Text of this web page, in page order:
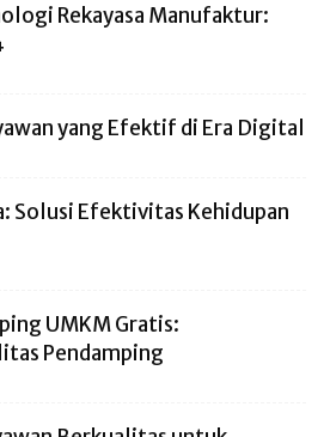
Rekayasa Manufaktur:
yang Efektif di Era Digital
Solusi Efektivitas Kehidupan
UMKM Gratis:
Pendamping